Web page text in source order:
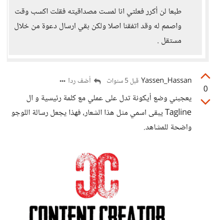
طبعا لن أكرر فعلتي انا لمست مصداقيته فقلت اكسب وقت
واصمم له وقد اتفقنا اصلا ولكن بقي ارسال دعوة من خلال
مستقل .
0
Yassen_Hassan قبل 5 سنوات أضف ردا
يعجبني وضع أيكونة تدل على عملي مع كلمة رئيسية و ال
Tagline يبقى اسمي مثل هذا الشعار، فهذا يجعل رسالة اللوجو
واضحة للمشاهد.